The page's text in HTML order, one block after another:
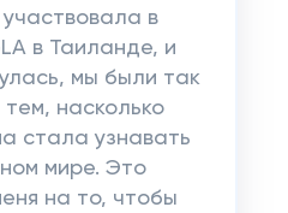
в
в Таиланде, и
мы были так
насколько
стала узнавать
мире. Это
на то, чтобы